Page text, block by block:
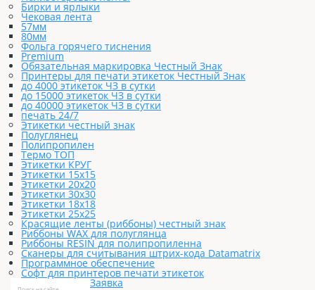
Бирки и ярлыки
Чековая лента
57мм
80мм
Фольга горячего тиснения
Premium
Обязательная маркировка Честный Знак
Принтеры для печати этикеток Честный Знак
до 4000 этикеток ЧЗ в сутки
до 15000 этикеток ЧЗ в сутки
до 40000 этикеток ЧЗ в сутки
печать 24/7
Этикетки честный знак
Полуглянец
Полипропилен
Термо ТОП
Этикетки КРУГ
Этикетки 15х15
Этикетки 20х20
Этикетки 30х30
Этикетки 18х18
Этикетки 25х25
Красящие ленты (риббоны) честный знак
Риббоны WAX для полуглянца
Риббоны RESIN для полипропиленна
Сканеры для считывания штрих-кода Datamatrix
Программное обеспечение
Софт для принтеров печати этикеток
Заявка